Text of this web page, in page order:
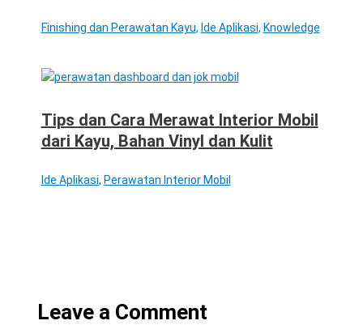
Finishing dan Perawatan Kayu, Ide Aplikasi, Knowledge
Tips dan Cara Merawat Interior Mobil
dari Kayu, Bahan Vinyl dan Kulit
Ide Aplikasi, Perawatan Interior Mobil
Leave a Comment